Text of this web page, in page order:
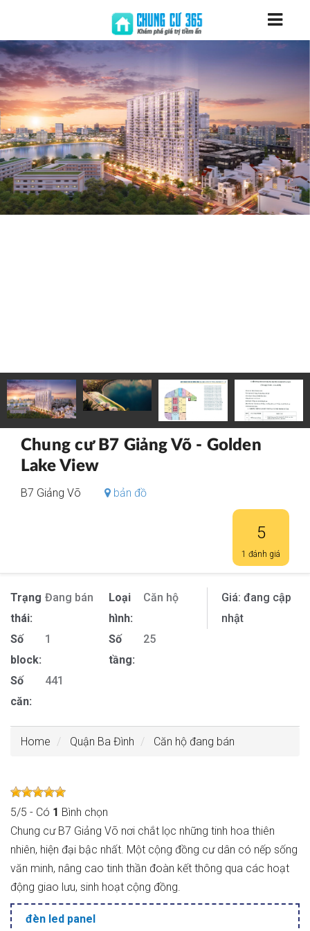
Chung cư B7 Giảng Võ - Golden
Lake View
B7 Giảng Võ bản đồ
5
1 đánh giá
Trạng
thái:
Đang bán
Loại
hình:
Căn hộ
Số
block:
1
Số
tầng:
25
Số
căn:
441
Giá: đang cập
nhật
Home Quận Ba Đình Căn hộ đang bán
5/5 - Có 1 Bình chọn
Chung cư B7 Giảng Võ nơi chắt lọc những tinh hoa thiên
nhiên, hiện đại bậc nhất. Một cộng đồng cư dân có nếp sống
văn minh, nâng cao tinh thần đoàn kết thông qua các hoạt
động giao lưu, sinh hoạt cộng đồng.
đèn led panel